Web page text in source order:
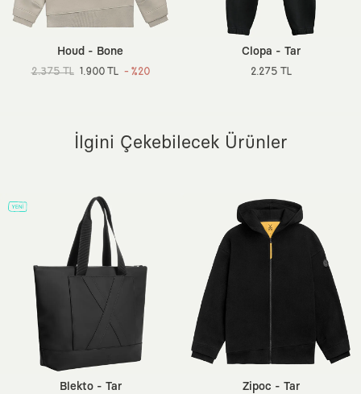
Kuru temizleme yapılmaz.
Ortam:
Günlük / Casual
Sürdürülebilirlik Detayı:
Better Cotton (BCI)
Dokuma Tipi: 3 İplik Örgü Kumaş
Menşei:Türkiye
Houd - Bone
2.375 TL 1.900 TL - %20
Clopa - Tar
2.275 TL
İlgini Çekebilecek Ürünler
Blekto - Tar Zipoc - Tar